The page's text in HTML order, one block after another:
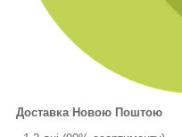
Доставка Новою Поштою